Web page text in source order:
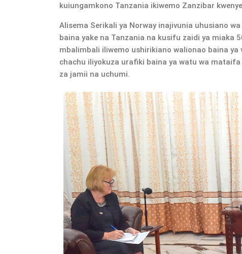
kuiungamkono Tanzania ikiwemo Zanzibar
Alisema Serikali ya Norway inajivunia uhusiano
baina yake na Tanzania na kusifu zaidi ya miaka
mbalimbali iliwemo ushirikiano walionao baina ya
chachu iliyokuza urafiki baina ya watu wa
za jamii na uchumi.